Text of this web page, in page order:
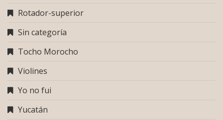
Rotador-superior
Sin categoría
Tocho Morocho
Violines
Yo no fui
Yucatán